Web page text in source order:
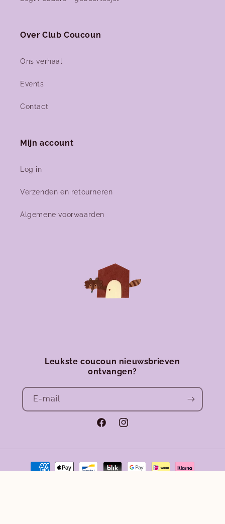
Over Club Coucoun
Ons verhaal
Events
Contact
Mijn account
Log in
Verzenden en retourneren
Algemene voorwaarden
Leukste coucoun nieuwsbrieven
ontvangen?
E‑mail
FacebookInstagram
Betaalmethoden